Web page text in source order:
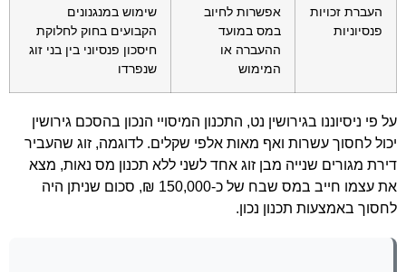
העברת זכויות
פנסיוניות
אפשרות לחיוב
במס במועד
ההעברה או
המימוש
שימוש במנגנונים
הקבועים בחוק לחלוקת
חיסכון פנסיוני בין בני זוג
שנפרדו
על פי ניסיוננו בגירושין נט, התכנון המיסויי הנכון בהסכם גירושין
יכול לחסוך עשרות ואף מאות אלפי שקלים. לדוגמה, זוג שהעביר
דירת מגורים שנייה מבן זוג אחד לשני ללא תכנון מס נאות, מצא
את עצמו חייב במס שבח של כ-150,000 ₪, סכום שניתן היה
לחסוך באמצעות תכנון נכון.